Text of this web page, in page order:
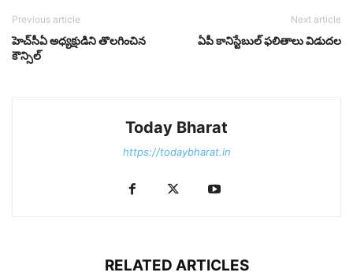
Previous article
హెచ్‌సీఏ అధ్య‌క్షుడిని తొల‌గించిన
కౌన్సిల్‌
Next article
ఏపీ కానిస్టేబుల్‌ ఫలితాలు విడుదల
Today Bharat
https://todaybharat.in
RELATED ARTICLES